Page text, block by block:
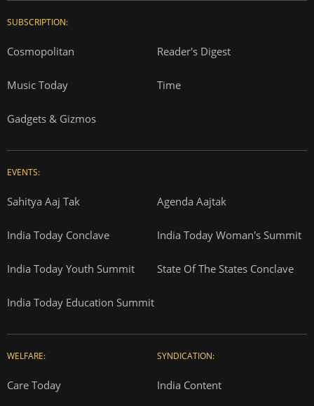
SUBSCRIPTION:
Cosmopolitan Reader's Digest
Music Today Time
Gadgets & Gizmos
EVENTS:
Sahitya Aaj Tak Agenda Aajtak
India Today Conclave India Today Woman's Summit
India Today Youth Summit State Of The States Conclave
India Today Education Summit
WELFARE:
Care Today
SYNDICATION:
India Content